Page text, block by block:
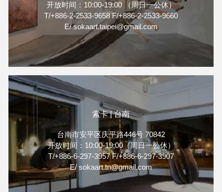
开放时间：10:00-19:00 （周日一公休）
T/+886-2-2533-9658 F/+886-2-2533-9660
E/ sokaart.taipei@gmail.com
索卡 | 台南
台南市安平区庆平路446号 70842
开放时间：10:00-19:00（周日一公休）
T/+886-6-297-3957 F/+886-6-297-3907
E/ sokaart.tn@gmail.com